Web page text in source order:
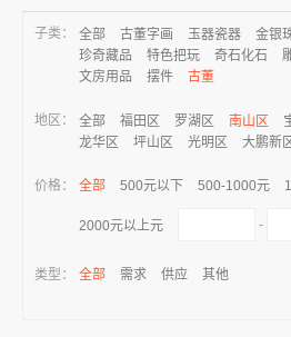
子类： 全部 古董字画 玉器瓷器 金银
珍奇藏品
特色把玩 奇石化石
文房用品
摆件 古董
地区： 全部 福田区 罗湖区 南山区
龙华区
坪山区 光明区 大鹏新
价格： 全部 500元以下 500-1000元
2000元以上元 -
类型： 全部 需求 供应 其他